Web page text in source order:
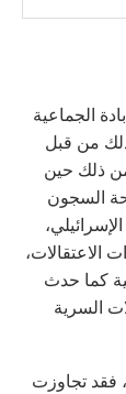
الجماعية
من قبل
من ذلك حين
السجون
الاعتقالات،
كما حدث
السرية
فقد تجاوزت